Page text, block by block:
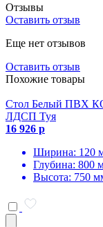
Отзывы
Оставить отзыв
Еще нет отзывов
Оставить отзыв
Похожие товары
Стол Белый ПВХ
ЛДСП Туя
16 926 р
Ширина: 120
Глубина: 800
Высота: 750